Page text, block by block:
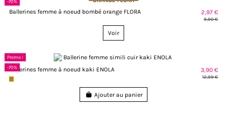
-70%
Ballerines femme à noeud bombé orange FLORA 2,97 €
9,90 €
Voir
Promo !
-70%
Ballerines femme à noeud kaki ENOLA 3,90 €
12,99 €
Ajouter au panier